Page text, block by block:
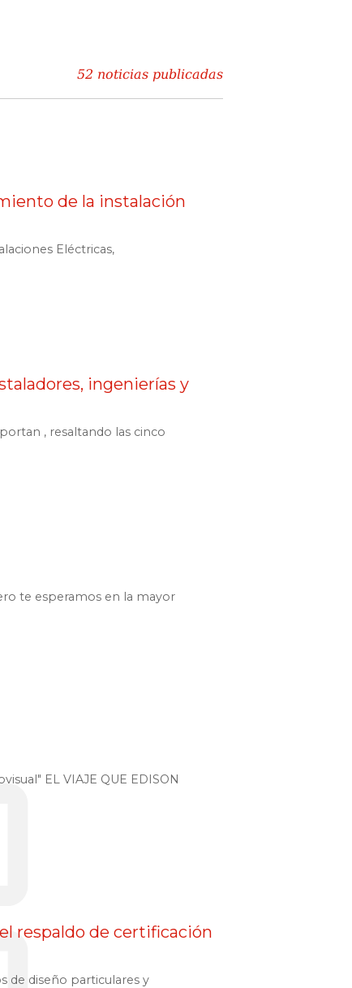
52 noticias publicadas
de la instalación
Eléctricas,
ingenierías y
, resaltando las cinco
te esperamos en la mayor
EL VIAJE QUE EDISON
respaldo de certificación
de diseño particulares y